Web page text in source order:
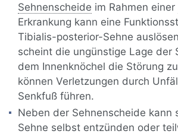
Sehnenscheide im Rahmen einer
Erkrankung kann eine
Tibialis-posterior-Sehne
scheint die ungünstige Lage der
dem Innenknöchel die Störung
können Verletzungen durch
Senkfuß führen.
Neben der Sehnenscheide kann
Sehne selbst entzünden oder